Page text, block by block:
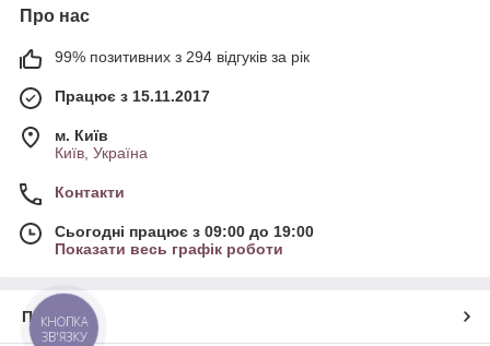
Про нас
99% позитивних з 294 відгуків за рік
Працює з 15.11.2017
м. Київ
Київ, Україна
Контакти
Сьогодні працює з 09:00 до 19:00
Показати весь графік роботи
Про нас
КНОПКА
ЗВ'ЯЗКУ